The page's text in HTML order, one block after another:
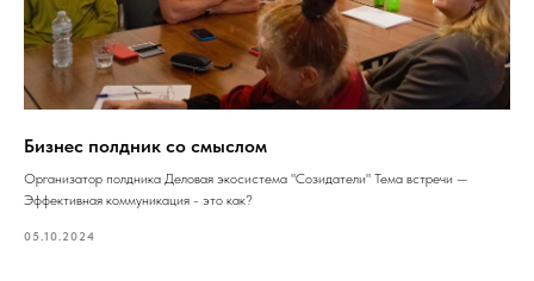
Бизнес полдник со смыслом
Организатор полдника Деловая экосистема "Созидатели" Тема встречи —
Эффективная коммуникация - это как?
05.10.2024